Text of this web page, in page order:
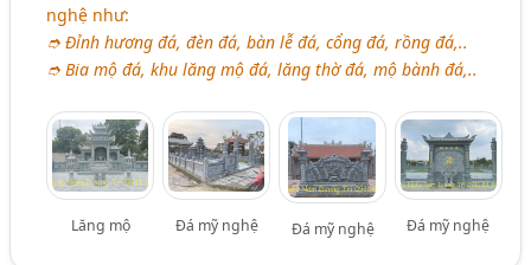
nghệ như:
➮ Đỉnh hương đá, đèn đá, bàn lễ đá, cổng đá, rồng đá,..
➮ Bia mộ đá, khu lăng mộ đá, lăng thờ đá, mộ bành đá,..
Lăng mộ Đá mỹ nghệ Đá mỹ nghệ Đá mỹ nghệ